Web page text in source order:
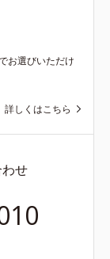
お選びいただけ
詳しくはこちら
せ